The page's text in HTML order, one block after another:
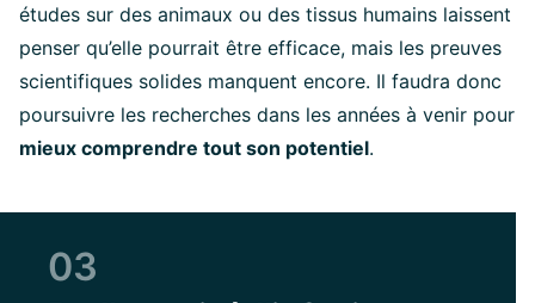
études sur des animaux ou des tissus humains laissent
penser qu’elle pourrait être efficace, mais les preuves
scientifiques solides manquent encore. Il faudra donc
poursuivre les recherches dans les années à venir pour
mieux comprendre tout son potentiel.
03